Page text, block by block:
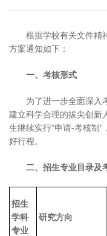
根据学校有关文件精
方案通知如下：
一、考核形式
为了进一步全面深入
建立科学合理的拔尖创新
生继续实行“申请-考核制
好行程。
二、招生专业目录及
招生
学科
专业
研究方向